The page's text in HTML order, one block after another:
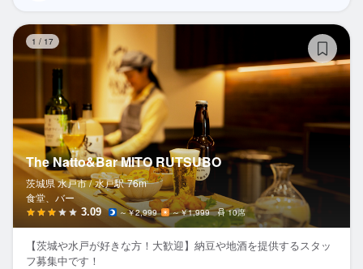
1 / 17
The Natto&Bar MITO RUTSUBO
茨城県 水戸市 / 水戸駅 76m
食堂、バー
3.09 ～￥2,999 ～￥1,999 10席
【茨城や水戸が好きな方！大歓迎】納豆や地酒を提供するスタッ
フ募集中です！